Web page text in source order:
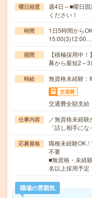
曜日頻度
週4日～■曜日
ください！
時間
1日5時間から
15:00(3)12:00…
期間
【積極採用中
募から最短2～3
時給 無資格未経験
交通費
交通費全額支給
仕事内容
／無資格未経
「話し相手に
応募資格
職種未経験OK /
不要
■無資格・未経
名以上採用予
職場の雰囲気